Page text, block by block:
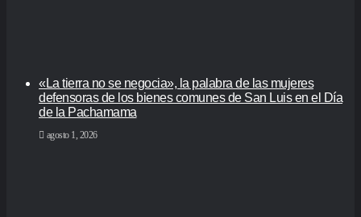
«La tierra no se negocia», la palabra de las mujeres
defensoras de los bienes comunes de San Luis en el Día
de la Pachamama
agosto 1, 2026